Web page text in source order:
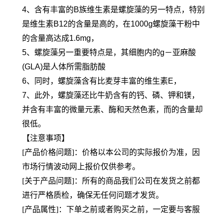
4、含有丰富的B族维生素是螺旋藻的另一特点，特别
是维生素B12的含量是高的，在1000g螺旋藻干粉中
的含量高达成1.6mg，
5、螺旋藻另一重要特点是，其细胞内的g－亚麻酸
(GLA)是人体所需脂肪酸
6、同时，螺旋藻含有比麦芽丰富的维生素E，
7、此外，螺旋藻还比牛奶含有的钙、磷、钾和镁，
并含有丰富的微量元素、酶和天然色素，而的含量却
很低。
【注意事项】
[产品价格问题]：价格以本公司的实际报价为准，因
市场行情波动网上报价仅供参考。
[关于产品问题]：所有的商品我们公司在发货之前都
进行严格质检，确保无任何问题才发货。
[产品属性]：下单之前或者购买之前，一定要与客服